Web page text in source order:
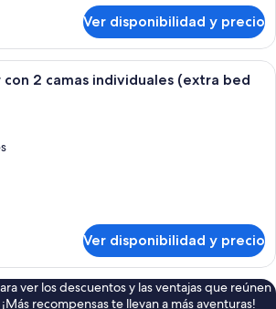
Ver disponibilidad y precio
Una cama bien hecha con sábanas
2 camas individuales (extra bed
Ver disponibilidad y precio
ver los descuentos y las ventajas que reúnen
recompensas te llevan a más aventuras!